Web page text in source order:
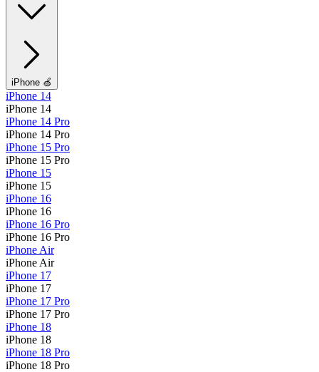
iPhone 🍏
iPhone 14
iPhone 14
iPhone 14 Pro
iPhone 14 Pro
iPhone 15 Pro
iPhone 15 Pro
iPhone 15
iPhone 15
iPhone 16
iPhone 16
iPhone 16 Pro
iPhone 16 Pro
iPhone Air
iPhone Air
iPhone 17
iPhone 17
iPhone 17 Pro
iPhone 17 Pro
iPhone 18
iPhone 18
iPhone 18 Pro
iPhone 18 Pro